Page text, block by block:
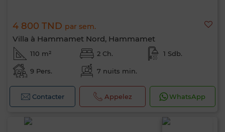
4 800 TND par sem.
Villa à Hammamet Nord, Hammamet
110 m² 2 Ch. 1 Sdb.
9 Pers. 7 nuits min.
Contacter Appelez WhatsApp
Bonjour, je suis MIA. Quel critère souhaitez-